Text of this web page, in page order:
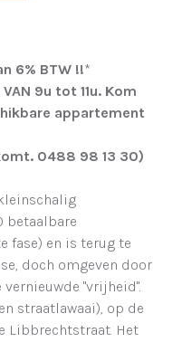
6% BTW !!*
VAN 9u tot 11u. Kom
appartement
0488 98 13 30)
betaalbare
fase) en is terug te
doch omgeven door
"vrijheid".
straatlawaai), op de
Libbrechtstraat. Het